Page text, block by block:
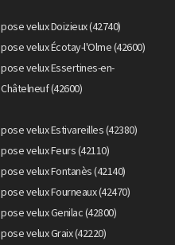
pose velux Doizieux (42740)
pose velux Écotay-l'Olme (42600)
pose velux Essertines-en-
Châtelneuf (42600)
pose velux Estivareilles (42380)
pose velux Feurs (42110)
pose velux Fontanès (42140)
pose velux Fourneaux (42470)
pose velux Genilac (42800)
pose velux Graix (42220)